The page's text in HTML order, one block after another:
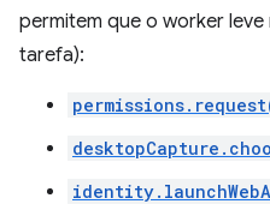
permitem que o worker leve
tarefa):